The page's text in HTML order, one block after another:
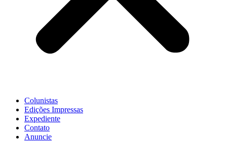
Colunistas
Edições Impressas
Expediente
Contato
Anuncie